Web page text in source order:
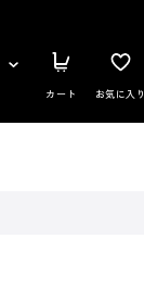
カート お気に入り